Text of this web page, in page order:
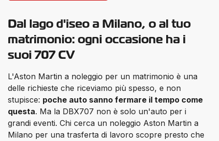
Dal lago d'iseo a Milano, o al tuo
matrimonio: ogni occasione ha i
suoi 707 CV
L'Aston Martin a noleggio per un matrimonio è una
delle richieste che riceviamo più spesso, e non
stupisce: poche auto sanno fermare il tempo come
questa. Ma la DBX707 non è solo un'auto per i
grandi eventi. Chi cerca un noleggio Aston Martin a
Milano per una trasferta di lavoro scopre presto che